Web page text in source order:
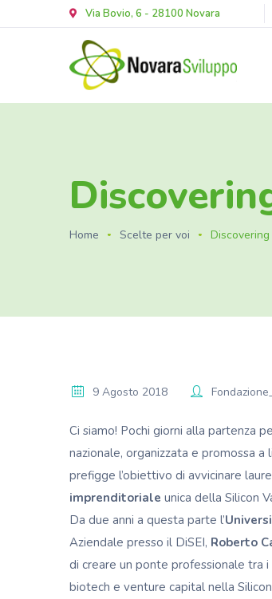
Via Bovio, 6 - 28100 Novara
Home Scelte per voi Discovering
9 Agosto 2018
Ci siamo! Pochi giorni alla partenza
nazionale, organizzata e promossa
prefigge l’obiettivo di avvicinare
imprenditoriale unica della Silicon
Da due anni a questa parte l’
Aziendale presso il DiSEI, Roberto
di creare un ponte professionale tra
biotech e venture capital nella